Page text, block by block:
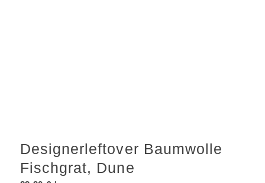
Designerleftover Baumwolle
Fischgrat, Dune